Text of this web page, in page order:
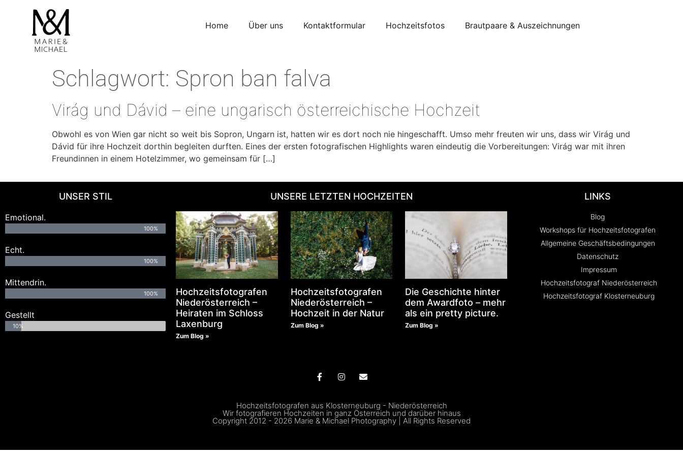
Home Über uns Kontaktformular Hochzeitsfotos Brautpaare & Auszeichnungen
Schlagwort: Spron ban falva
Virág und Dávid – eine ungarisch österreichische Hochzeit
Obwohl es von Wien gar nicht so weit bis Sopron, Ungarn ist, hatten wir es dort noch nie hingeschafft. Umso mehr freuten wir uns, dass wir Virág und
Dávid für ihre Hochzeit dorthin begleiten durften. Eines der ersten fotografischen Highlights waren eindeutig die Vorbereitungen: Virág war mit ihren
Freundinnen in einem Hotelzimmer, wo gemeinsam für […]
UNSER STIL
Emotional.
100%
Echt.
100%
Mittendrin.
100%
Gestellt
10%
UNSERE LETZTEN HOCHZEITEN
Hochzeitsfotografen
Niederösterreich –
Heiraten im Schloss
Laxenburg
Zum Blog »
Hochzeitsfotografen
Niederösterreich –
Hochzeit in der Natur
Zum Blog »
Die Geschichte hinter
dem Awardfoto – mehr
als ein pretty picture.
Zum Blog »
LINKS
Blog
Workshops für Hochzeitsfotografen
Allgemeine Geschäftsbedingungen
Datenschutz
Impressum
Hochzeitsfotograf Niederösterreich
Hochzeitsfotograf Klosterneuburg
Hochzeitsfotografen aus Klosterneuburg - Niederösterreich
Wir fotografieren Hochzeiten in ganz Österreich und darüber hinaus
Copyright 2012 - 2026 Marie & Michael Photography | All Rights Reserved